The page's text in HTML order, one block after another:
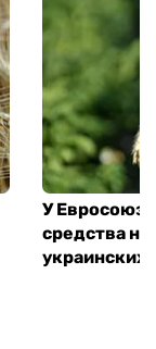
У
средства